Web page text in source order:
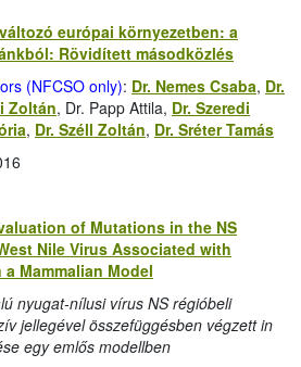
európai környezetben: a
Rövidített másodközlés
(NFCSO only): Dr. Nemes Csaba, Dr.
Zoltán, Dr. Papp Attila, Dr. Szeredi
, Dr. Széll Zoltán, Dr. Sréter Tamás
of Mutations in the NS
Nile Virus Associated with
Mammalian Model
nyugat-nílusi vírus NS régióbeli
jellegével összefüggésben végzett in
egy emlős modellben